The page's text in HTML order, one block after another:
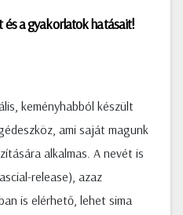
és a gyakorlatok hatásait!
keményhabból készült
ami saját magunk
alkalmas. A nevét is
release), azaz
is elérhető, lehet sima